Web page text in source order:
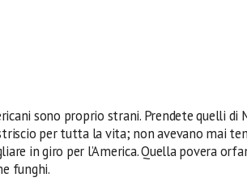
sono proprio strani. Prendete quelli di
per tutta la vita; non avevano mai
in giro per l’America. Quella povera
funghi.